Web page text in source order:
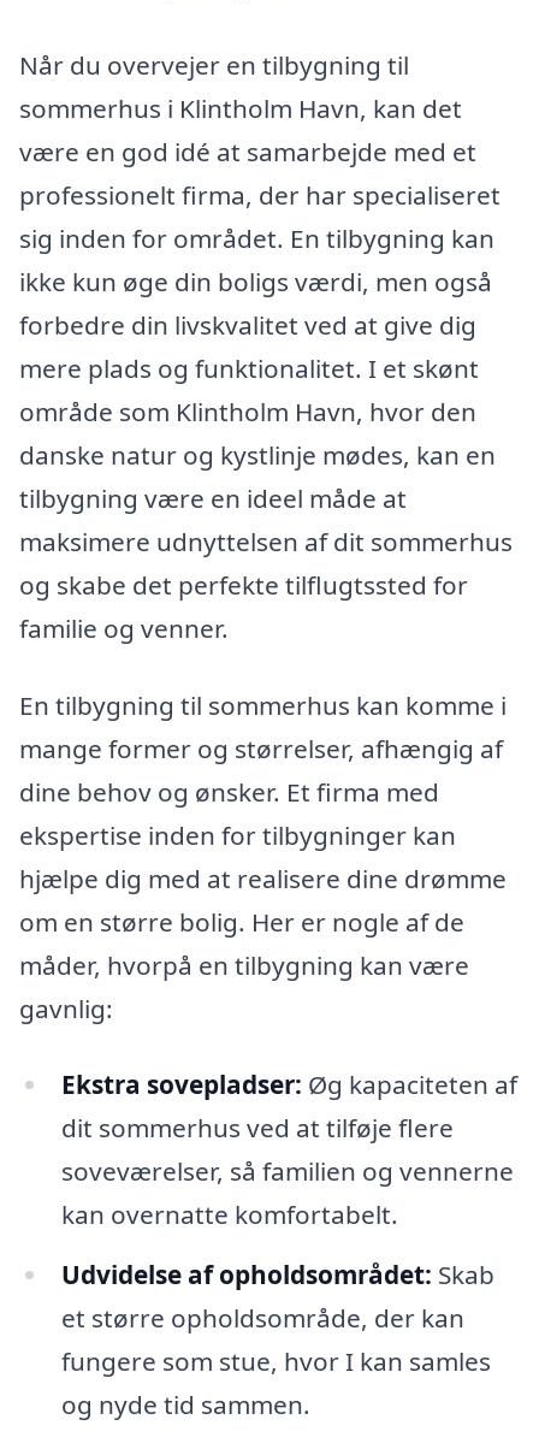
Når du overvejer en tilbygning til
sommerhus i Klintholm Havn, kan det
være en god idé at samarbejde med et
professionelt firma, der har specialiseret
sig inden for området. En tilbygning kan
ikke kun øge din boligs værdi, men også
forbedre din livskvalitet ved at give dig
mere plads og funktionalitet. I et skønt
område som Klintholm Havn, hvor den
danske natur og kystlinje mødes, kan en
tilbygning være en ideel måde at
maksimere udnyttelsen af dit sommerhus
og skabe det perfekte tilflugtssted for
familie og venner.
En tilbygning til sommerhus kan komme i
mange former og størrelser, afhængig af
dine behov og ønsker. Et firma med
ekspertise inden for tilbygninger kan
hjælpe dig med at realisere dine drømme
om en større bolig. Her er nogle af de
måder, hvorpå en tilbygning kan være
gavnlig:
Ekstra sovepladser: Øg kapaciteten af
dit sommerhus ved at tilføje flere
soveværelser, så familien og vennerne
kan overnatte komfortabelt.
Udvidelse af opholdsområdet: Skab
et større opholdsområde, der kan
fungere som stue, hvor I kan samles
og nyde tid sammen.